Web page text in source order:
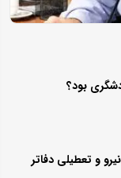
و تعطیلی دفاتر